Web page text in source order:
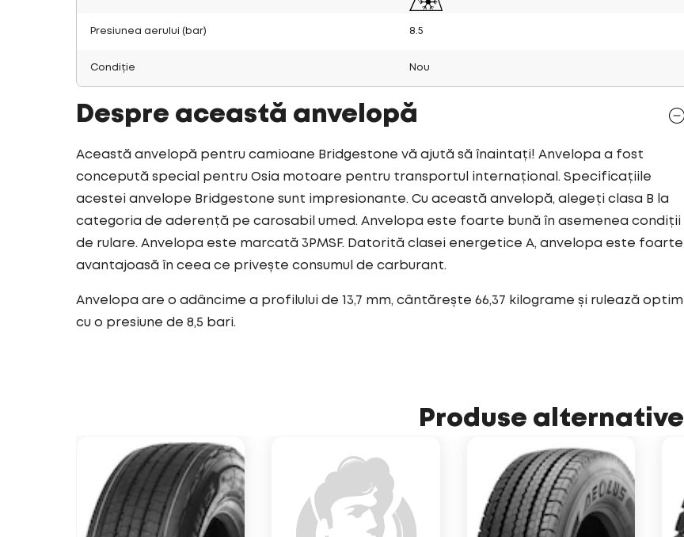
Presiunea aerului (bar) 8.5
Condiție Nou
Despre această anvelopă
Această anvelopă pentru camioane Bridgestone vă ajută să înaintați! Anvelopa a fost
concepută special pentru Osia motoare pentru transportul internațional. Specificațiile
acestei anvelope Bridgestone sunt impresionante. Cu această anvelopă, alegeți clasa B la
categoria de aderență pe carosabil umed. Anvelopa este foarte bună în asemenea condiții
de rulare. Anvelopa este marcată 3PMSF. Datorită clasei energetice A, anvelopa este foarte
avantajoasă în ceea ce privește consumul de carburant.
Anvelopa are o adâncime a profilului de 13,7 mm, cântărește 66,37 kilograme și rulează optim
cu o presiune de 8,5 bari.
Produse alternative